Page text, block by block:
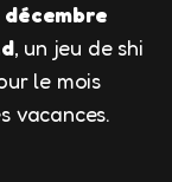
décembre
, un jeu de shi
le mois
vacances.